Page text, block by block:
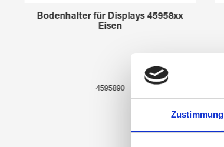
Zustimmung
Bodenhalter für Displays 45958xx
Eisen
4595890